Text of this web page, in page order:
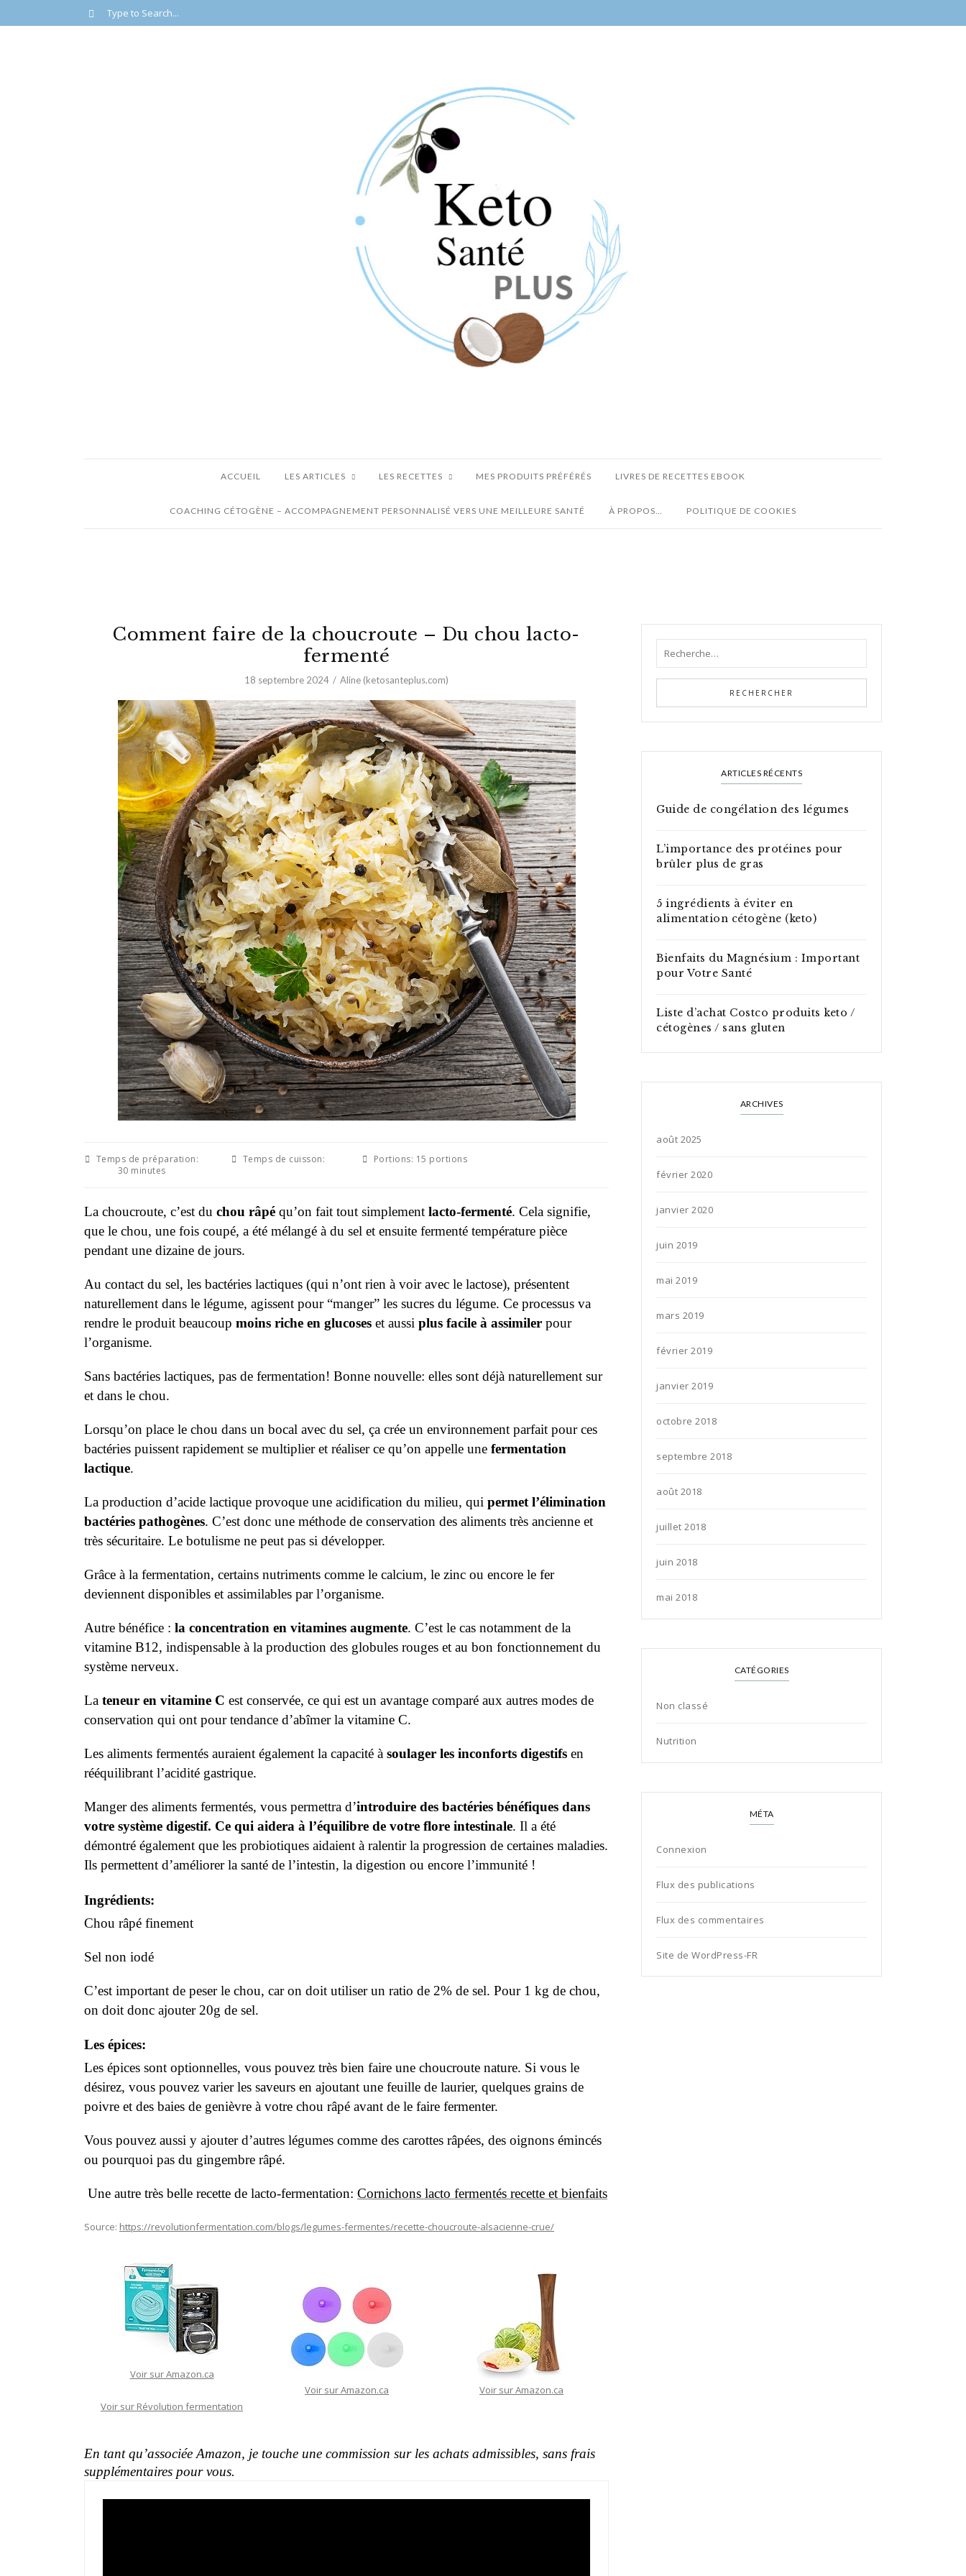
ACCUEIL LES ARTICLES LES RECETTES MES PRODUITS PRÉFÉRÉS LIVRES DE RECETTES EBOOK
COACHING CÉTOGÈNE – ACCOMPAGNEMENT PERSONNALISÉ VERS UNE MEILLEURE SANTÉ À PROPOS… POLITIQUE DE COOKIES
Comment faire de la choucroute – Du chou lacto-
fermenté
18 septembre 2024 Aline (ketosanteplus.com)
Temps de préparation:
30 minutes
Temps de cuisson: Portions: 15 portions
La choucroute, c’est du chou râpé qu’on fait tout simplement lacto-fermenté. Cela signifie,
que le chou, une fois coupé, a été mélangé à du sel et ensuite fermenté température pièce
pendant une dizaine de jours.
Au contact du sel, les bactéries lactiques (qui n’ont rien à voir avec le lactose), présentent
naturellement dans le légume, agissent pour “manger” les sucres du légume. Ce processus va
rendre le produit beaucoup moins riche en glucoses et aussi plus facile à assimiler pour
l’organisme.
Sans bactéries lactiques, pas de fermentation! Bonne nouvelle: elles sont déjà naturellement sur
et dans le chou.
Lorsqu’on place le chou dans un bocal avec du sel, ça crée un environnement parfait pour ces
bactéries puissent rapidement se multiplier et réaliser ce qu’on appelle une fermentation
lactique.
La production d’acide lactique provoque une acidification du milieu, qui permet l’élimination
bactéries pathogènes. C’est donc une méthode de conservation des aliments très ancienne et
très sécuritaire. Le botulisme ne peut pas si développer.
Grâce à la fermentation, certains nutriments comme le calcium, le zinc ou encore le fer
deviennent disponibles et assimilables par l’organisme.
Autre bénéfice : la concentration en vitamines augmente. C’est le cas notamment de la
vitamine B12, indispensable à la production des globules rouges et au bon fonctionnement du
système nerveux.
La teneur en vitamine C est conservée, ce qui est un avantage comparé aux autres modes de
conservation qui ont pour tendance d’abîmer la vitamine C.
Les aliments fermentés auraient également la capacité à soulager les inconforts digestifs en
rééquilibrant l’acidité gastrique.
Manger des aliments fermentés, vous permettra d’introduire des bactéries bénéfiques dans
votre système digestif. Ce qui aidera à l’équilibre de votre flore intestinale. Il a été
démontré également que les probiotiques aidaient à ralentir la progression de certaines maladies.
Ils permettent d’améliorer la santé de l’intestin, la digestion ou encore l’immunité !
Ingrédients:
Chou râpé finement
Sel non iodé
C’est important de peser le chou, car on doit utiliser un ratio de 2% de sel. Pour 1 kg de chou,
on doit donc ajouter 20g de sel.
Les épices:
Les épices sont optionnelles, vous pouvez très bien faire une choucroute nature. Si vous le
désirez, vous pouvez varier les saveurs en ajoutant une feuille de laurier, quelques grains de
poivre et des baies de genièvre à votre chou râpé avant de le faire fermenter.
Vous pouvez aussi y ajouter d’autres légumes comme des carottes râpées, des oignons émincés
ou pourquoi pas du gingembre râpé.
Une autre très belle recette de lacto-fermentation: Cornichons lacto fermentés recette et bienfaits
Source: https://revolutionfermentation.com/blogs/legumes-fermentes/recette-choucroute-alsacienne-crue/
Voir sur Amazon.ca
Voir sur Révolution fermentation
Voir sur Amazon.ca Voir sur Amazon.ca
En tant qu’associée Amazon, je touche une commission sur les achats admissibles, sans frais
supplémentaires pour vous.
ARTICLES RÉCENTS
Guide de congélation des légumes
L’importance des protéines pour
brûler plus de gras
5 ingrédients à éviter en
alimentation cétogène (keto)
Bienfaits du Magnésium : Important
pour Votre Santé
Liste d’achat Costco produits keto /
cétogènes / sans gluten
ARCHIVES
août 2025
février 2020
janvier 2020
juin 2019
mai 2019
mars 2019
février 2019
janvier 2019
octobre 2018
septembre 2018
août 2018
juillet 2018
juin 2018
mai 2018
CATÉGORIES
Non classé
Nutrition
MÉTA
Connexion
Flux des publications
Flux des commentaires
Site de WordPress-FR